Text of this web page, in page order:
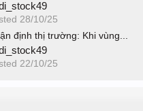
28/10/25
định thị trường: Khi vùng...
22/10/25